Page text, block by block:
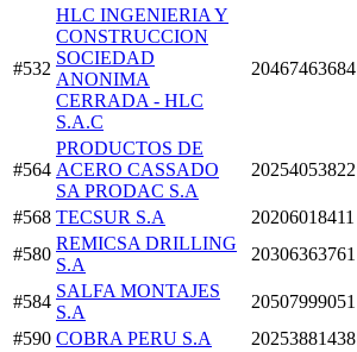
#532
HLC INGENIERIA Y
CONSTRUCCION
SOCIEDAD
ANONIMA
CERRADA - HLC
S.A.C
20467463684
#564
PRODUCTOS DE
ACERO CASSADO
SA PRODAC S.A
20254053822
#568 TECSUR S.A 20206018411
#580
REMICSA DRILLING
S.A
20306363761
#584
SALFA MONTAJES
S.A
20507999051
#590 COBRA PERU S.A 20253881438